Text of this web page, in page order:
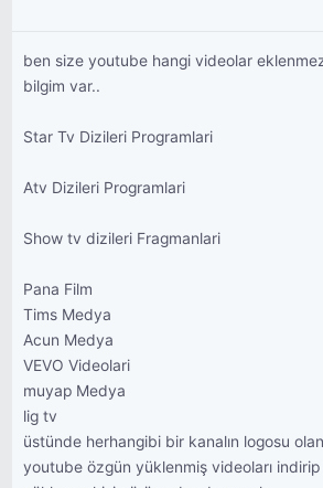
ben size youtube hangi videolar
bilgim var..
Star Tv Dizileri Programlari
Atv Dizileri Programlari
Show tv dizileri Fragmanlari
Pana Film
Tims Medya
Acun Medya
VEVO Videolari
muyap Medya
lig tv
üstünde herhangibi bir kanalın logosu
youtube özgün yüklenmiş videoları indirip